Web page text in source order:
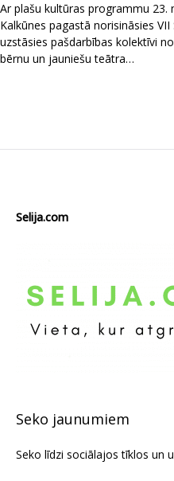
Ar plašu kultūras programmu 23.
Kalkūnes pagastā norisināsies
uzstāsies pašdarbības kolektīvi
bērnu un jauniešu teātra…
Selija.com
Seko jaunumiem
Seko līdzi sociālajos tīklos un